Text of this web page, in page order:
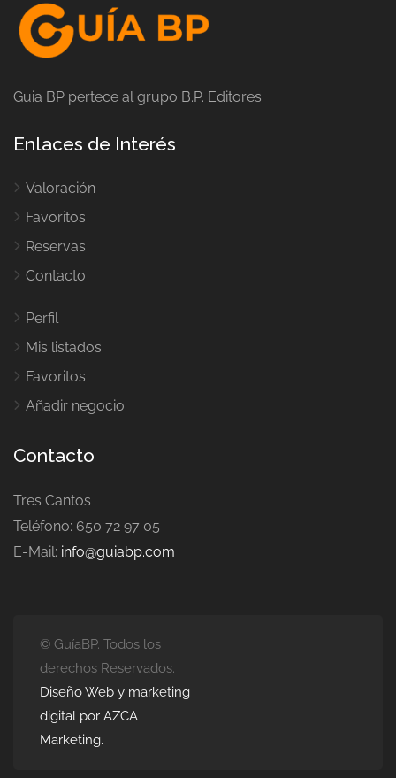
Guia BP pertece al grupo B.P. Editores
Enlaces de Interés
Valoración
Favoritos
Reservas
Contacto
Perfil
Mis listados
Favoritos
Añadir negocio
Contacto
Tres Cantos
Teléfono: 650 72 97 05
E-Mail: info@guiabp.com
© GuíaBP. Todos los
derechos Reservados.
Diseño Web y marketing
digital por AZCA
Marketing.